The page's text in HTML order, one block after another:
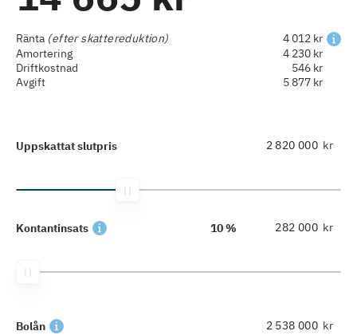
Ränta (efter skattereduktion)
4 012 kr
Amortering
4 230 kr
Driftkostnad
546 kr
Avgift
5 877 kr
Uppskattat slutpris kr
Kontantinsats 10 % kr
Bolån kr